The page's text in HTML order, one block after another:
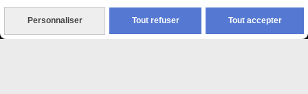
Paiement sécurisé
Personnaliser Tout refuser Tout accepter